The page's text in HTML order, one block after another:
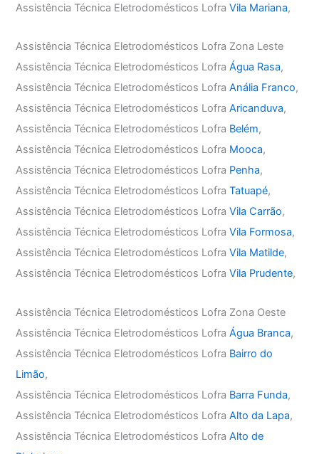
Assistência Técnica Eletrodomésticos LofraVila Mariana,
Assistência Técnica Eletrodomésticos Lofra Zona Leste
Assistência Técnica Eletrodomésticos LofraÁgua Rasa,
Assistência Técnica Eletrodomésticos LofraAnália Franco,
Assistência Técnica Eletrodomésticos LofraAricanduva,
Assistência Técnica Eletrodomésticos Lofra Belém,
Assistência Técnica Eletrodomésticos Lofra Mooca,
Assistência Técnica Eletrodomésticos Lofra Penha,
Assistência Técnica Eletrodomésticos LofraTatuapé,
Assistência Técnica Eletrodomésticos LofraVila Carrão,
Assistência Técnica Eletrodomésticos LofraVila Formosa,
Assistência Técnica Eletrodomésticos LofraVila Matilde,
Assistência Técnica Eletrodomésticos LofraVila Prudente,
Assistência Técnica Eletrodomésticos Lofra Zona Oeste
Assistência Técnica Eletrodomésticos LofraÁgua Branca,
Assistência Técnica Eletrodomésticos Lofra Bairro do
Limão,
Assistência Técnica Eletrodomésticos Lofra Barra Funda,
Assistência Técnica Eletrodomésticos LofraAlto da Lapa,
Assistência Técnica Eletrodomésticos LofraAlto de